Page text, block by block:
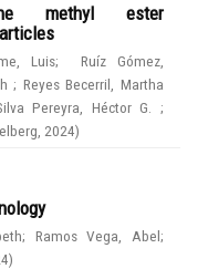
methyl ester
Luis;
Ruíz Gómez,
; Reyes Becerril, Martha
Pereyra, Héctor G.;
2024)
; Ramos Vega, Abel;
)